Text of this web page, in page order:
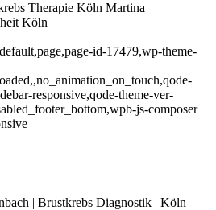
Therapie Köln Martina
Köln
id-17479,wp-theme-
responsive,qode-theme-ver-
js-composer